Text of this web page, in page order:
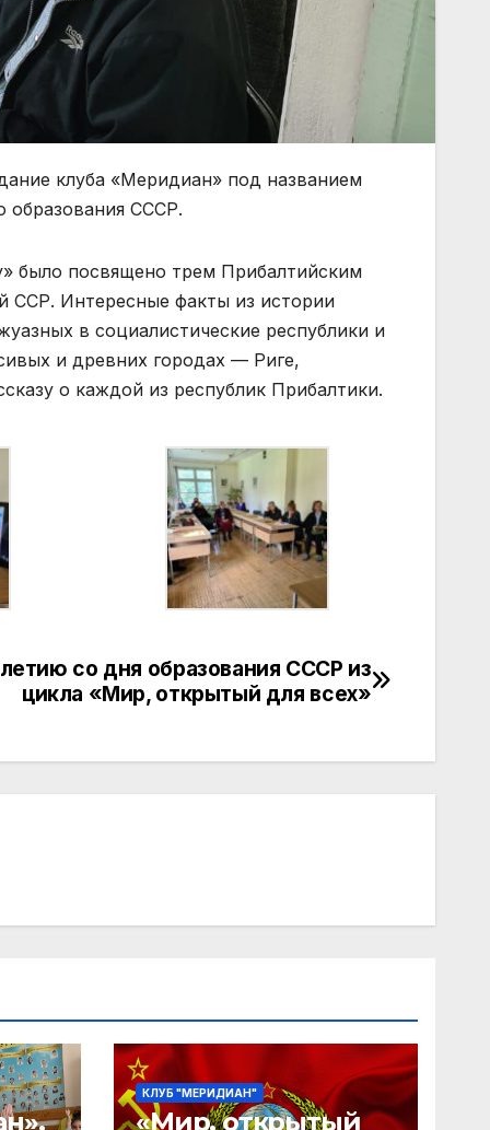
клуба «Меридиан» под названием
СССР.
было посвящено трем Прибалтийским
ССР. Интересные факты из истории
в социалистические республики и
и древних городах — Риге,
о каждой из республик Прибалтики.
со дня образования СССР из
цикла «Мир, открытый для всех»
КЛУБ "МЕРИДИАН"
«Мир, открытый